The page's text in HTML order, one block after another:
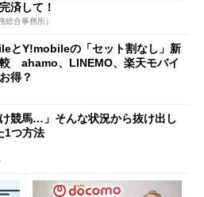
済して！
総合事務所）
とY!mobileの「セット割なし」新
ahamo、LINEMO、楽天モバイ
得？
け競馬…」そんな状況から抜け出し
1つ方法